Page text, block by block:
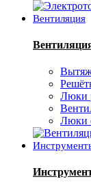
Вентиляция
Люки
Люки